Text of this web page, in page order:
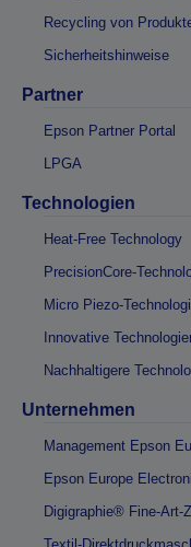
Recycling von
Sicherheitshinweise
Partner
Epson Partner Portal
LPGA
Technologien
Heat-Free Technology
PrecisionCore-
Micro Piezo-
Innovative
Nachhaltigere
Unternehmen
Management Epson
Epson Europe
Digigraphie® Fine-Art-